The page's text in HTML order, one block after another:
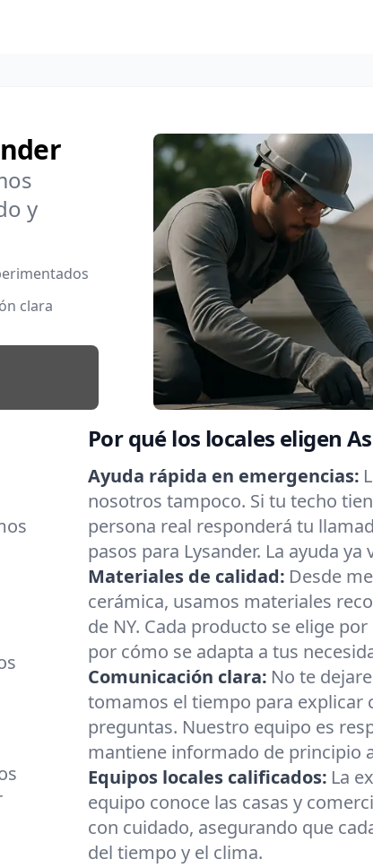
y
clara
Por qué los locales eligen
Ayuda rápida en emergencias:
nosotros tampoco. Si tu techo
persona real responderá tu
pasos para Lysander. La ayuda ya
Materiales de calidad: Desde
cerámica, usamos materiales
de NY. Cada producto se elige
por cómo se adapta a tus
Comunicación clara: No te
tomamos el tiempo para explicar
preguntas. Nuestro equipo es
mantiene informado de principio
Equipos locales calificados: La
equipo conoce las casas y
con cuidado, asegurando que
del tiempo y el clima.